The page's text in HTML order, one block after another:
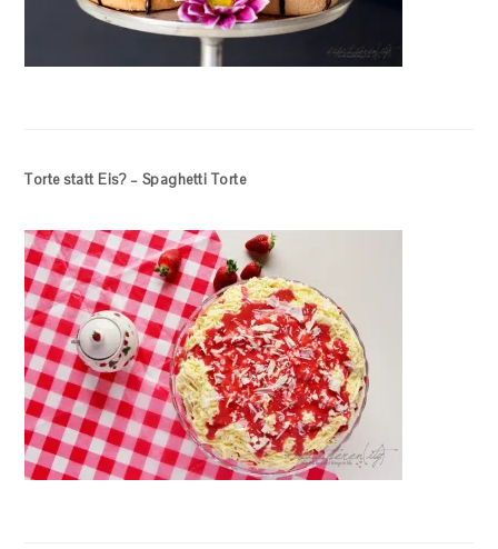
Torte statt Eis? – Spaghetti Torte